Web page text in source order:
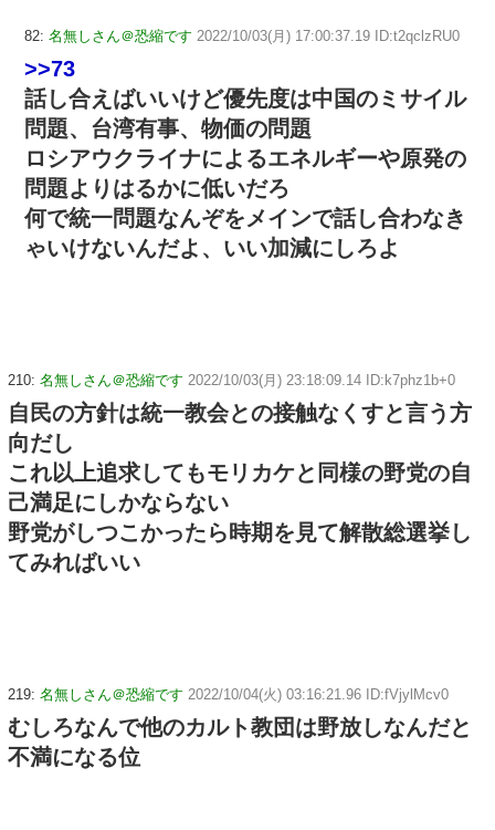
82: 名無しさん＠恐縮です 2022/10/03(月) 17:00:37.19 ID:t2qclzRU0
>>73
話し合えばいいけど優先度は中国のミサイル
問題、台湾有事、物価の問題
ロシアウクライナによるエネルギーや原発の
問題よりはるかに低いだろ
何で統一問題なんぞをメインで話し合わなき
ゃいけないんだよ、いい加減にしろよ
210: 名無しさん＠恐縮です 2022/10/03(月) 23:18:09.14 ID:k7phz1b+0
自民の方針は統一教会との接触なくすと言う方
向だし
これ以上追求してもモリカケと同様の野党の自
己満足にしかならない
野党がしつこかったら時期を見て解散総選挙し
てみればいい
219: 名無しさん＠恐縮です 2022/10/04(火) 03:16:21.96 ID:fVjylMcv0
むしろなんで他のカルト教団は野放しなんだと
不満になる位